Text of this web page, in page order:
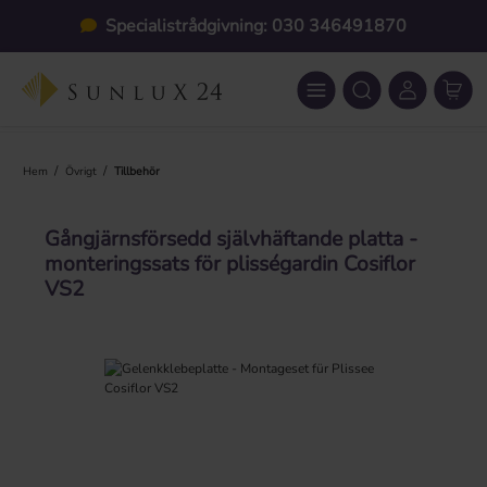
Hoppa till huvudinnehållSpecialistrådgivning: 030 346491870
Hem / Övrigt / Tillbehör
Gångjärnsförsedd självhäftande platta -
monteringssats för plisségardin Cosiflor
VS2
Hoppa över bildgalleri